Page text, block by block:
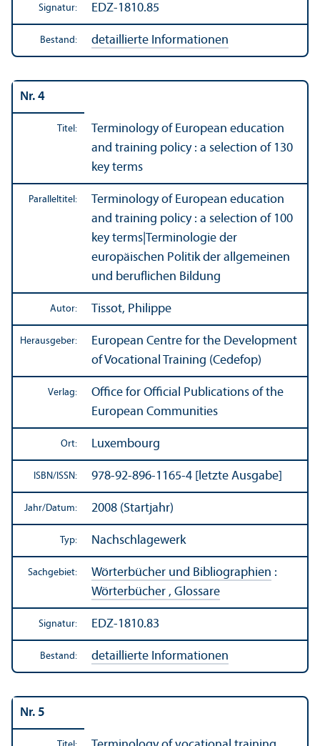
Signatur: EDZ-1810.85
Bestand: detaillierte Informationen
Nr. 4
Titel:
Terminology of European education
and training policy : a selection of 130
key terms
Paralleltitel:
Terminology of European education
and training policy : a selection of 100
key terms Terminologie der
europäischen Politik der allgemeinen
und beruflichen Bildung
Autor: Tissot, Philippe
Herausgeber:
European Centre for the Development
of Vocational Training (Cedefop)
Verlag:
Office for Official Publications of the
European Communities
Ort: Luxembourg
ISBN/ ISSN: 978-92-896-1165-4 [letzte Ausgabe]
Jahr/Datum: 2008 (Startjahr)
Typ: Nachschlagewerk
Sachgebiet: Wörterbücher und Bibliographien :
Wörterbücher , Glossare
Signatur: EDZ-1810.83
Bestand: detaillierte Informationen
Nr. 5